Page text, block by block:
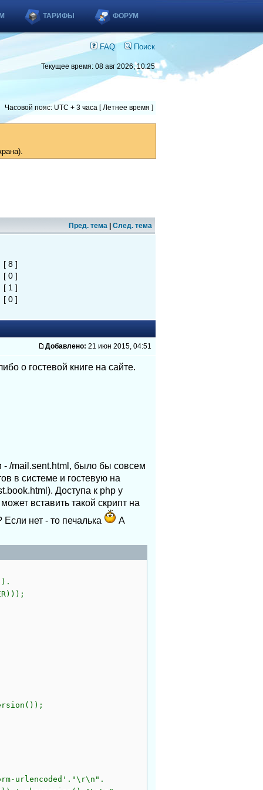
ТАРИФЫ ФОРУМ
FAQ Поиск
Текущее время: 08 авг 2026, 10:25
Часовой пояс: UTC + 3 часа [ Летнее время ]
Пред. тема След. тема
[ 8 ]
[ 0 ]
[ 1 ]
[ 0 ]
Добавлено: 21 июн 2015, 04:51
о гостевой книге на сайте.
- /mail.sent.html, было бы совсем
в системе и гостевую на
Доступа к php у
вставить такой скрипт на
нет - то печалька
А